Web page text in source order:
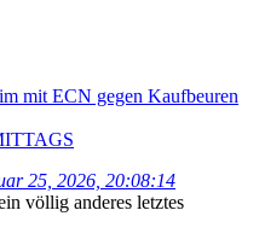
mit ECN gegen Kaufbeuren
25, 2026, 20:08:14
völlig anderes letztes